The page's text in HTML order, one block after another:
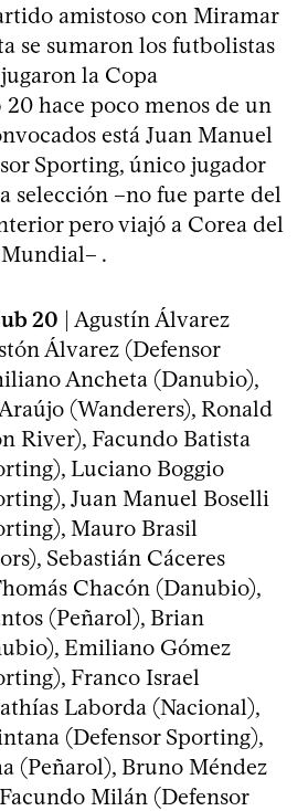
amistoso con Miramar
se sumaron los futbolistas
la Copa
hace poco menos de un
está Juan Manuel
Sporting, único jugador
selección –no fue parte del
pero viajó a Corea del
.
20 | Agustín Álvarez
Álvarez (Defensor
Ancheta (Danubio),
(Wanderers), Ronald
River), Facundo Batista
Luciano Boggio
Juan Manuel Boselli
Mauro Brasil
Sebastián Cáceres
Chacón (Danubio),
(Peñarol), Brian
Emiliano Gómez
Franco Israel
Laborda (Nacional),
(Defensor Sporting),
(Peñarol), Bruno Méndez
Milán (Defensor